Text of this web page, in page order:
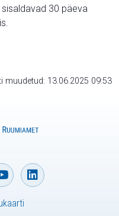
30 päeva
muudetud: 13.06.2025 09:53